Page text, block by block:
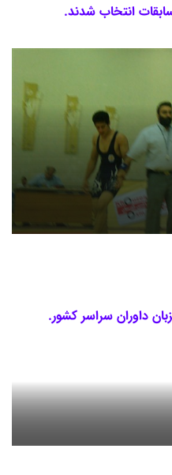
داوران سراسر کشور.